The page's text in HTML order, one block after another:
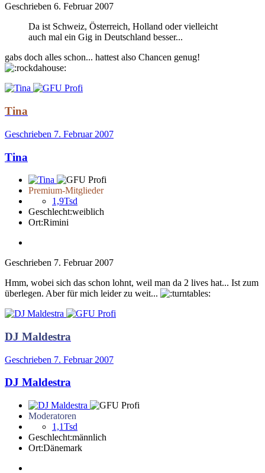
Geschrieben 6. Februar 2007
Da ist Schweiz, Österreich, Holland oder vielleicht
auch mal ein Gig in Deutschland besser...
gabs doch alles schon... hattest also Chancen genug!
Tina
Geschrieben 7. Februar 2007
Tina
Premium-Mitglieder
1,9Tsd
Geschlecht:weiblich
Ort:Rimini
Geschrieben 7. Februar 2007
Hmm, wobei sich das schon lohnt, weil man da 2 lives hat... Ist zum
überlegen. Aber für mich leider zu weit...
DJ Maldestra
Geschrieben 7. Februar 2007
DJ Maldestra
Moderatoren
1,1Tsd
Geschlecht:männlich
Ort:Dänemark